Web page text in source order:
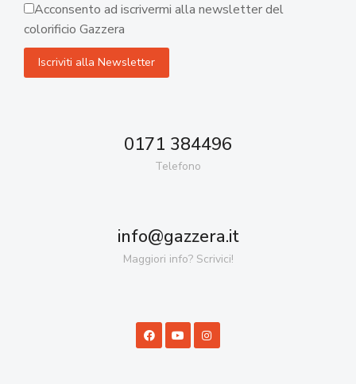
Acconsento ad iscrivermi alla newsletter del
colorificio Gazzera
0171 384496
Telefono
info@gazzera.it
Maggiori info? Scrivici!